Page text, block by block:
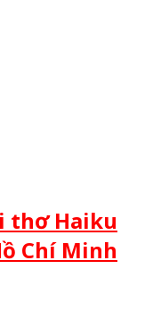
thơ Haiku
Chí Minh